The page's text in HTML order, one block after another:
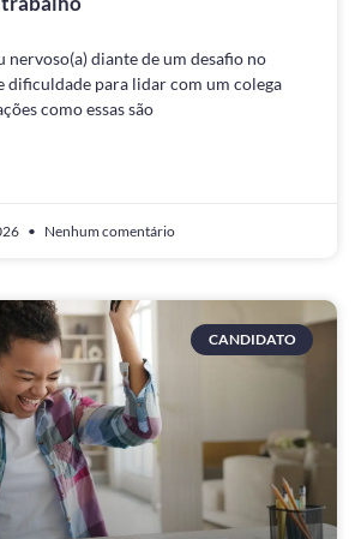
nervoso(a) diante de um desafio no
dificuldade para lidar com um colega
como essas são
Nenhum comentário
CANDIDATO